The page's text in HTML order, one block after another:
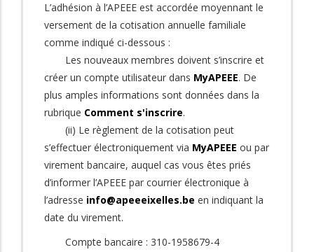
L’adhésion à l’APEEE est accordée moyennant le
versement de la cotisation annuelle familiale
comme indiqué ci-dessous :
Les nouveaux membres doivent s’inscrire et
créer un compte utilisateur dans MyAPEEE. De
plus amples informations sont données dans la
rubrique Comment s'inscrire.
(ii) Le règlement de la cotisation peut
s’effectuer électroniquement via MyAPEEE ou par
virement bancaire, auquel cas vous êtes priés
d’informer l’APEEE par courrier électronique à
l’adresse info@apeeeixelles.be en indiquant la
date du virement.
Compte bancaire : 310-1958679-4